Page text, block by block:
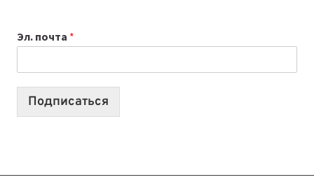
СОЗДАВАТЬ
ПРОДУКТЫ
Эл. почта *
Подписаться